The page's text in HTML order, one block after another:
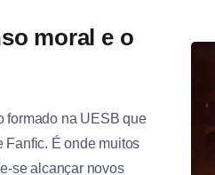
moral e o
formado na UESB que
Fanfic. É onde muitos
se alcançar novos